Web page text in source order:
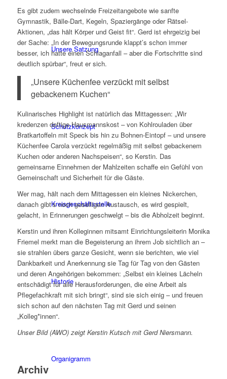
Unsere Satzung
Schutzkonzept
Kreisgeschäftsstelle
Historie
Organigramm
Es gibt zudem wechselnde Freizeitangebote wie sanfte
Gymnastik, Bälle-Dart, Kegeln, Spaziergänge oder Rätsel-
Aktionen, „das hält Körper und Geist fit“. Gerd ist ehrgeizig bei
der Sache: „In der Bewegungsrunde klappt’s schon immer
besser, ich hatte einen Schlaganfall – aber die Fortschritte sind
deutlich spürbar“, freut er sich.
„Unsere Küchenfee verzückt mit selbst
gebackenem Kuchen“
Kulinarisches Highlight ist natürlich das Mittagessen: „Wir
kredenzen deftige Hausmannskost – von Kohlrouladen über
Bratkartoffeln mit Speck bis hin zu Bohnen-Eintopf – und unsere
Küchenfee Carola verzückt regelmäßig mit selbst gebackenem
Kuchen oder anderen Nachspeisen“, so Kerstin. Das
gemeinsame Einnehmen der Mahlzeiten schaffe ein Gefühl von
Gemeinschaft und Sicherheit für die Gäste.
Wer mag, hält nach dem Mittagessen ein kleines Nickerchen,
danach gibt‘s noch geselligen Austausch, es wird gespielt,
gelacht, in Erinnerungen geschwelgt – bis die Abholzeit beginnt.
Kerstin und ihren Kolleginnen mitsamt Einrichtungsleiterin Monika
Friemel merkt man die Begeisterung an ihrem Job sichtlich an –
sie strahlen übers ganze Gesicht, wenn sie berichten, wie viel
Dankbarkeit und Anerkennung sie Tag für Tag von den Gästen
und deren Angehörigen bekommen: „Selbst ein kleines Lächeln
entschädigt für alle Herausforderungen, die eine Arbeit als
Pflegefachkraft mit sich bringt“, sind sie sich einig – und freuen
sich schon auf den nächsten Tag mit Gerd und seinen
„Kolleg*innen“.
Unser Bild (AWO) zeigt Kerstin Kutsch mit Gerd Niersmann.
Archiv